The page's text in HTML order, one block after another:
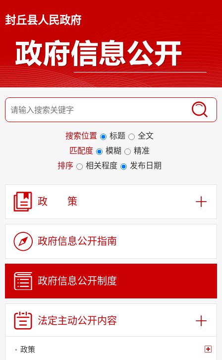
封丘县人民政府
搜索位置 标题
全文
匹配度
模糊
精准
排序
相关程度 发布日期
政 策
政府信息公开指南
政府信息公开制度
法定主动公开内容
政策